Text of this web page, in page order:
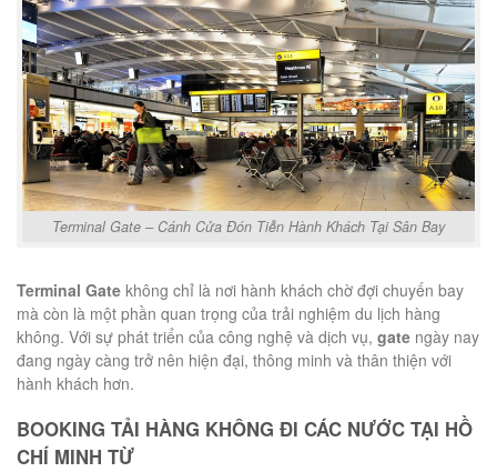
Terminal Gate – Cánh Cửa Đón Tiễn Hành Khách Tại Sân Bay
Terminal Gate không chỉ là nơi hành khách chờ đợi chuyến bay
mà còn là một phần quan trọng của trải nghiệm du lịch hàng
không. Với sự phát triển của công nghệ và dịch vụ, gate ngày nay
đang ngày càng trở nên hiện đại, thông minh và thân thiện với
hành khách hơn.
BOOKING TẢI HÀNG KHÔNG ĐI CÁC NƯỚC TẠI HỒ
CHÍ MINH TỪ